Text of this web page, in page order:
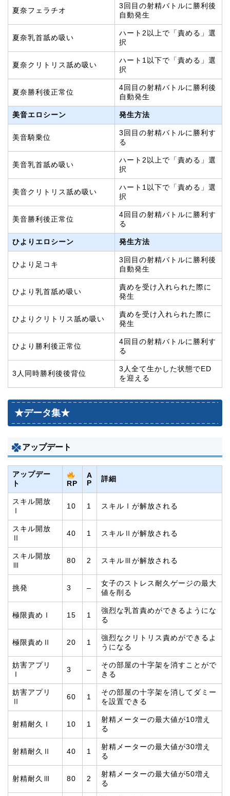
夏奈フェラチオ
3回目の射精バトルに勝利後
自動発生
夏奈乳首舐め吸い
ハート2以上で「責める」選
択
夏奈クリトリス舐め吸い
ハート1以下で「責める」選
択
夏奈勝利後正常位
4回目の射精バトルに勝利後
自動発生
美音エロシーン 発生方法
美音騎乗位
3回目の射精バトルに勝利す
る
美音乳首舐め吸い
ハート2以上で「責める」選
択
美音クリトリス舐め吸い
ハート1以下で「責める」選
択
美音勝利後正常位
4回目の射精バトルに勝利す
る
ひよりエロシーン 発生方法
ひより足コキ
3回目の射精バトルに勝利後
自動発生
ひより乳首舐め吸い
責めを受け入れられた際に
発生
ひよりクリトリス舐め吸い
責めを受け入れられた際に
発生
ひより勝利後正常位
4回目の射精バトルに勝利す
る
3人同時勝利後後背位
3人全て生かした状態でED
を迎える
★データ集★
アップデート
アップデー
ト
RP
A
P
詳細
スキル開放
10 1 スキルⅠが解放される
スキル開放
40 1 スキルⅡが解放される
スキル開放
80 2 スキルⅢが解放される
挑発 3 –
女子のストレス耐久ゲージの最大
値を削る
極限責めⅠ 15 1
強烈な乳首責めができるようにな
る
極限責めⅡ 20 1
強烈なクリトリス責めができるよ
うになる
妨害アプリ
3 –
その部屋の十字架を消すことがで
きる
妨害アプリ
60 1
その部屋の十字架を消してダミー
を設置できる
射精耐久Ⅰ 10 1
射精メーターの最大値が10増え
る
射精耐久Ⅱ 40 1
射精メーターの最大値が30増え
る
射精耐久Ⅲ 80 2
射精メーターの最大値が50増え
る